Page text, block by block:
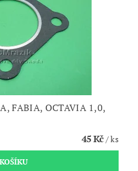
FABIA, OCTAVIA 1,0,
45 Kč/ ks